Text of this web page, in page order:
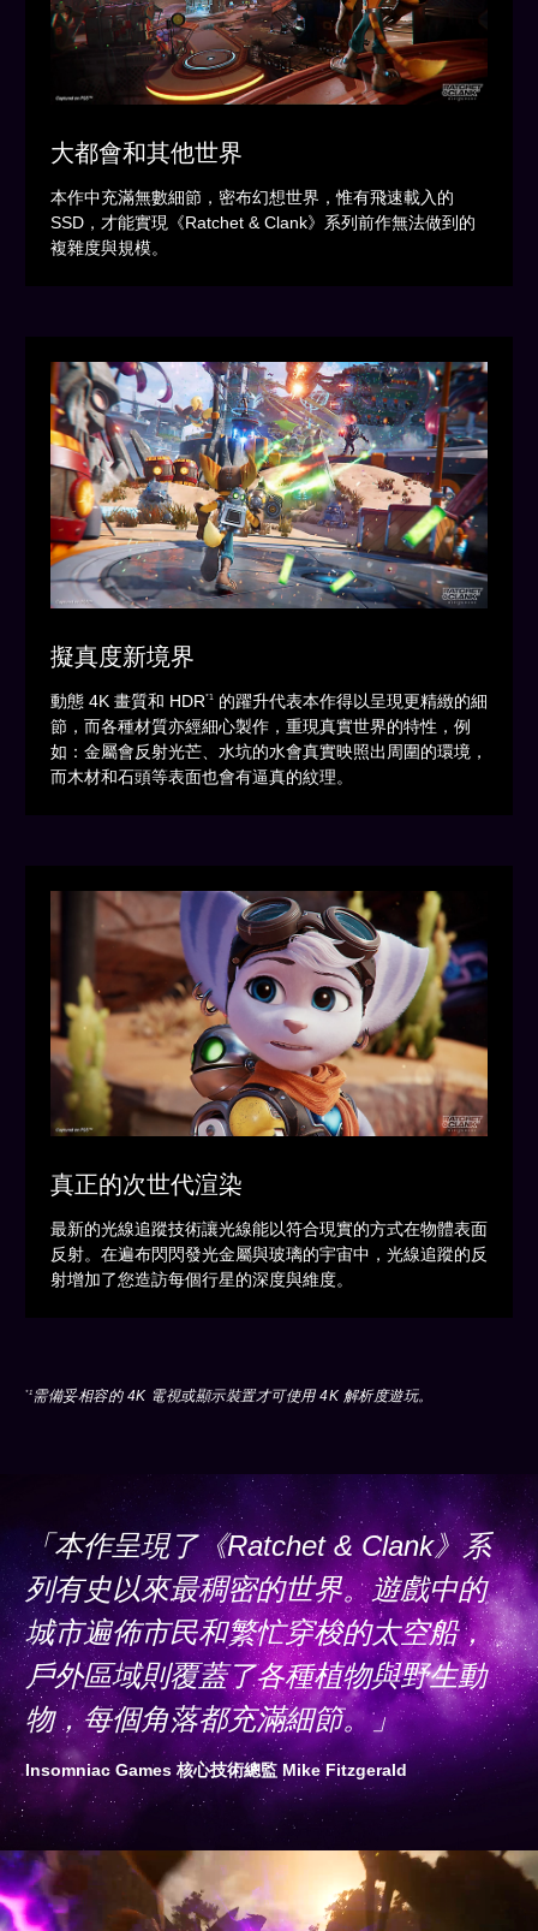
大都會和其他世界
本作中充滿無數細節，密布幻想世界，惟有飛速載入的
SSD，才能實現《Ratchet & Clank》系列前作無法做到的
複雜度與規模。
擬真度新境界
動態 4K 畫質和 HDR*1
的躍升代表本作得以呈現更精緻的細
節，而各種材質亦經細心製作，重現真實世界的特性，例
如：金屬會反射光芒、水坑的水會真實映照出周圍的環境，
而木材和石頭等表面也會有逼真的紋理。
真正的次世代渲染
最新的光線追蹤技術讓光線能以符合現實的方式在物體表面
反射。在遍布閃閃發光金屬與玻璃的宇宙中，光線追蹤的反
射增加了您造訪每個行星的深度與維度。
*1 需備妥相容的 4K 電視或顯示裝置才可使用 4K 解析度遊玩。
「本作呈現了《Ratchet & Clank》系
列有史以來最稠密的世界。遊戲中的
城市遍佈市民和繁忙穿梭的太空船，
戶外區域則覆蓋了各種植物與野生動
物，每個角落都充滿細節。」
Insomniac Games 核心技術總監 Mike Fitzgerald